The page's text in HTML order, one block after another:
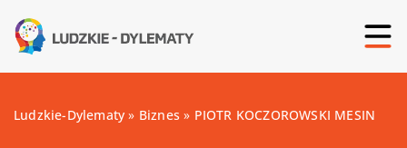
Ludzkie-Dylematy » Biznes » PIOTR KOCZOROWSKI MESIN